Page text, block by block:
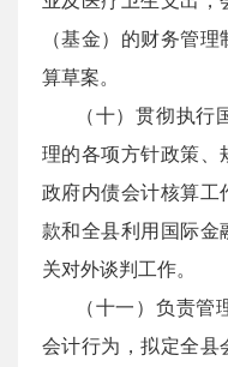
（基金）的财务管
算草案。
（十）贯彻执
理的各项方针政策、
政府内债会计核算工
款和全县利用国际金
关对外谈判工作。
（十一）负责
会计行为，拟定全县